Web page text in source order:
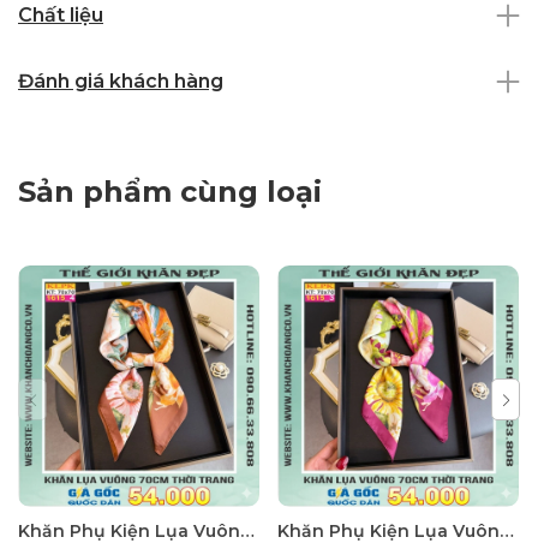
Chất liệu
Đánh giá khách hàng
Sản phẩm cùng loại
Khăn Phụ Kiện Lụa Vuông 70cm - Thế Giới Khăn Đẹp C1062_4 Khăn Phụ Kiện Lụa Vuông 70cm - Thế Giới Khăn Đẹp C1062_3